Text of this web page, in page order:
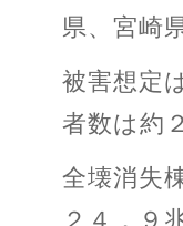
県、宮崎
被害想定
者数は約
全壊消失
２４．９